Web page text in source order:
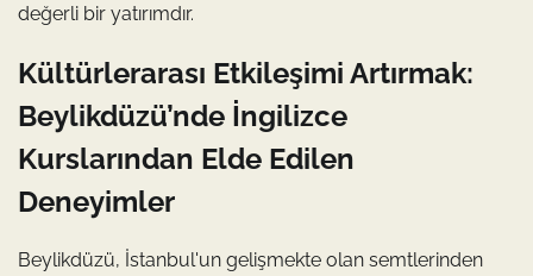
değerli bir yatırımdır.
Kültürlerarası Etkileşimi Artırmak:
Beylikdüzü’nde İngilizce
Kurslarından Elde Edilen
Deneyimler
Beylikdüzü, İstanbul'un gelişmekte olan semtlerinden